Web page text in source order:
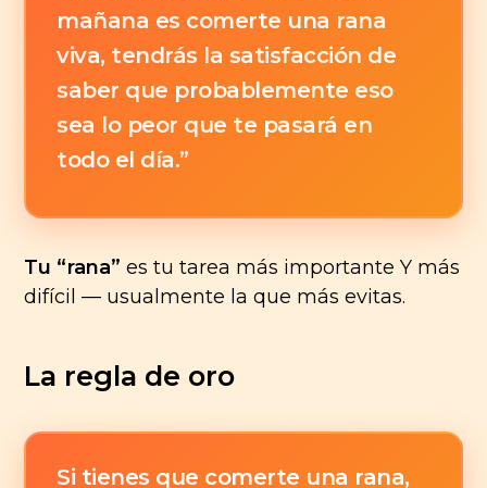
mañana es comerte una rana
viva, tendrás la satisfacción de
saber que probablemente eso
sea lo peor que te pasará en
todo el día.”
Tu “rana” es tu tarea más importante Y más
difícil — usualmente la que más evitas.
La regla de oro
Si tienes que comerte una rana,